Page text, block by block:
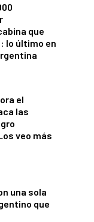
que
lo último en
el
las
veo más
una sola
que